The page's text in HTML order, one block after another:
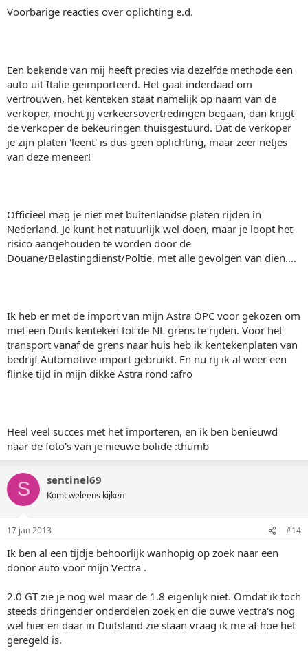
Voorbarige reacties over oplichting e.d.
Een bekende van mij heeft precies via dezelfde methode een
auto uit Italie geimporteerd. Het gaat inderdaad om
vertrouwen, het kenteken staat namelijk op naam van de
verkoper, mocht jij verkeersovertredingen begaan, dan krijgt
de verkoper de bekeuringen thuisgestuurd. Dat de verkoper
je zijn platen 'leent' is dus geen oplichting, maar zeer netjes
van deze meneer!
Officieel mag je niet met buitenlandse platen rijden in
Nederland. Je kunt het natuurlijk wel doen, maar je loopt het
risico aangehouden te worden door de
Douane/Belastingdienst/Poltie, met alle gevolgen van dien....
Ik heb er met de import van mijn Astra OPC voor gekozen om
met een Duits kenteken tot de NL grens te rijden. Voor het
transport vanaf de grens naar huis heb ik kentekenplaten van
bedrijf Automotive import gebruikt. En nu rij ik al weer een
flinke tijd in mijn dikke Astra rond :afro
Heel veel succes met het importeren, en ik ben benieuwd
naar de foto's van je nieuwe bolide :thumb
S sentinel69
Komt weleens kijken
17 jan 2013 #14
Ik ben al een tijdje behoorlijk wanhopig op zoek naar een
donor auto voor mijn Vectra .
2.0 GT zie je nog wel maar de 1.8 eigenlijk niet. Omdat ik toch
steeds dringender onderdelen zoek en die ouwe vectra's nog
wel hier en daar in Duitsland zie staan vraag ik me af hoe het
geregeld is.